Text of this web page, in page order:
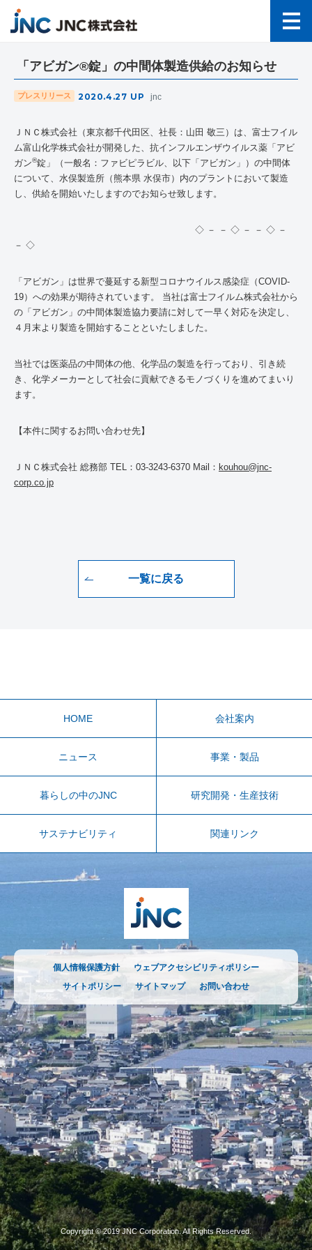
「アビガン®錠」の中間体製造供給のお知らせ
プレスリリース 2020.4.27 UP jnc
ＪＮＣ株式会社（東京都千代田区、社長：山田 敬三）は、富士フイル
ム富山化学株式会社が開発した、抗インフルエンザウイルス薬「アビ
ガン®錠」（一般名：ファビピラビル、以下「アビガン」）の中間体
について、水俣製造所（熊本県 水俣市）内のプラントにおいて製造
し、供給を開始いたしますのでお知らせ致します。
◇ － － ◇ － － ◇ －
－ ◇
「アビガン」は世界で蔓延する新型コロナウイルス感染症（COVID-
19）への効果が期待されています。 当社は富士フイルム株式会社から
の「アビガン」の中間体製造協力要請に対して一早く対応を決定し、
４月末より製造を開始することといたしました。
当社では医薬品の中間体の他、化学品の製造を行っており、引き続
き、化学メーカーとして社会に貢献できるモノづくりを進めてまいり
ます。
【本件に関するお問い合わせ先】
ＪＮＣ株式会社 総務部 TEL ： 03-3243-6370 Mail ： kouhou@jnc-
corp.co.jp
一覧に戻る
HOME 会社案内
ニュース 事業・製品
暮らしの中のJNC 研究開発・生産技術
サステナビリティ 関連リンク
個人情報保護方針
ウェブアクセシビリティポリシー
サイトポリシー
サイトマップ お問い合わせ
Copyright © 2019 JNC Corporation. All Rights Reserved.